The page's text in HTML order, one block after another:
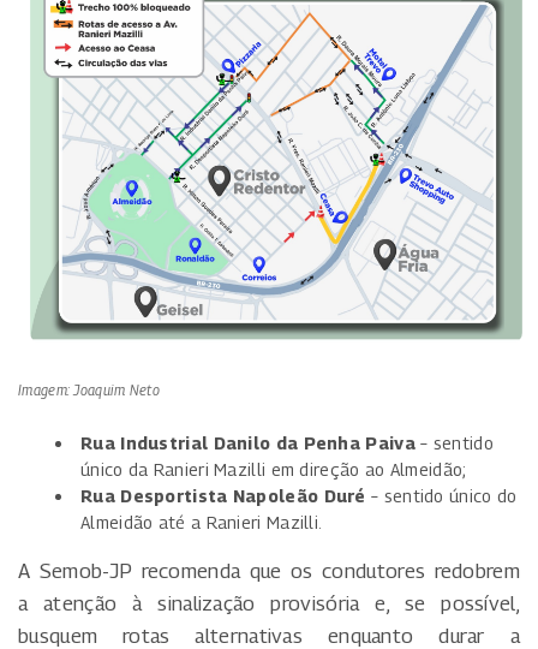
Imagem: Joaquim Neto
Rua Industrial Danilo da Penha Paiva– sentido
único da Ranieri Mazilli em direção ao Almeidão;
Rua Desportista Napoleão Duré – sentido único do
Almeidão até a Ranieri Mazilli.
A Semob-JP recomenda que os condutores redobrem
a atenção à sinalização provisória e, se possível,
busquem rotas alternativas enquanto durar a